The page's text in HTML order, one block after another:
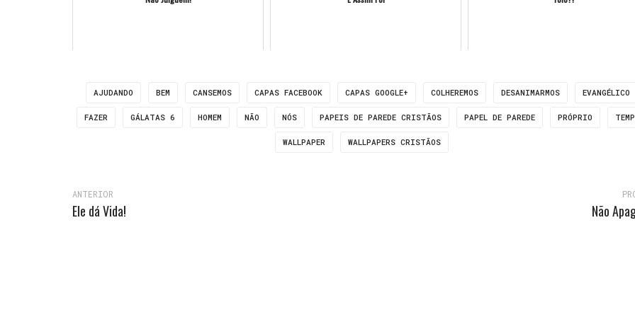
AJUDANDO BEM CANSEMOS CAPAS FACEBOOK CAPAS GOOGLE+ COLHEREMOS DESANIMARMOS EVANGÉLICO
FAZER GÁLATAS 6 HOMEM NÃO NÓS PAPEIS DE PAREDE CRISTÃOS PAPEL DE PAREDE PRÓPRIO
WALLPAPER WALLPAPERS CRISTÃOS
ANTERIOR
Ele dá Vida! Não